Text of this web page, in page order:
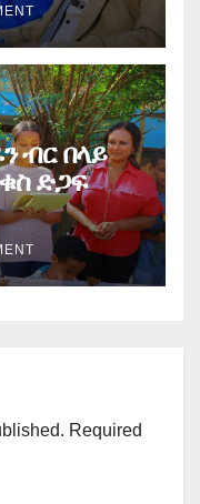
ብር በላይ
ድጋፍ
Required